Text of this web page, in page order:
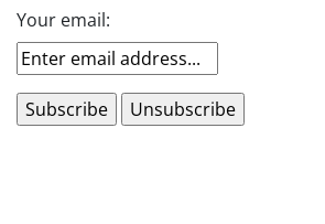
Your email: